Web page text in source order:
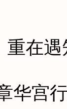
在遇
宫